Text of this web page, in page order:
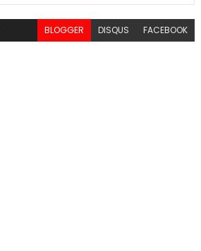
BLOGGER DISQUS FACEBOOK